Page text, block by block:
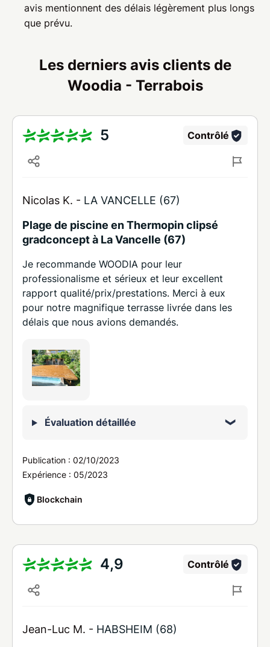
avis mentionnent des délais légèrement plus longs
que prévu.
Les derniers avis clients de
Woodia - Terrabois
5 Contrôlé
Nicolas K. - LA VANCELLE (67)
Plage de piscine en Thermopin clipsé
gradconcept à La Vancelle (67)
Je recommande WOODIA pour leur
professionalisme et sérieux et leur excellent
rapport qualité/prix/prestations. Merci à eux
pour notre magnifique terrasse livrée dans les
délais que nous avions demandés.
Évaluation détaillée
Publication : 02/10/2023
Expérience : 05/2023
Blockchain
4,9 Contrôlé
Jean-Luc M. - HABSHEIM (68)